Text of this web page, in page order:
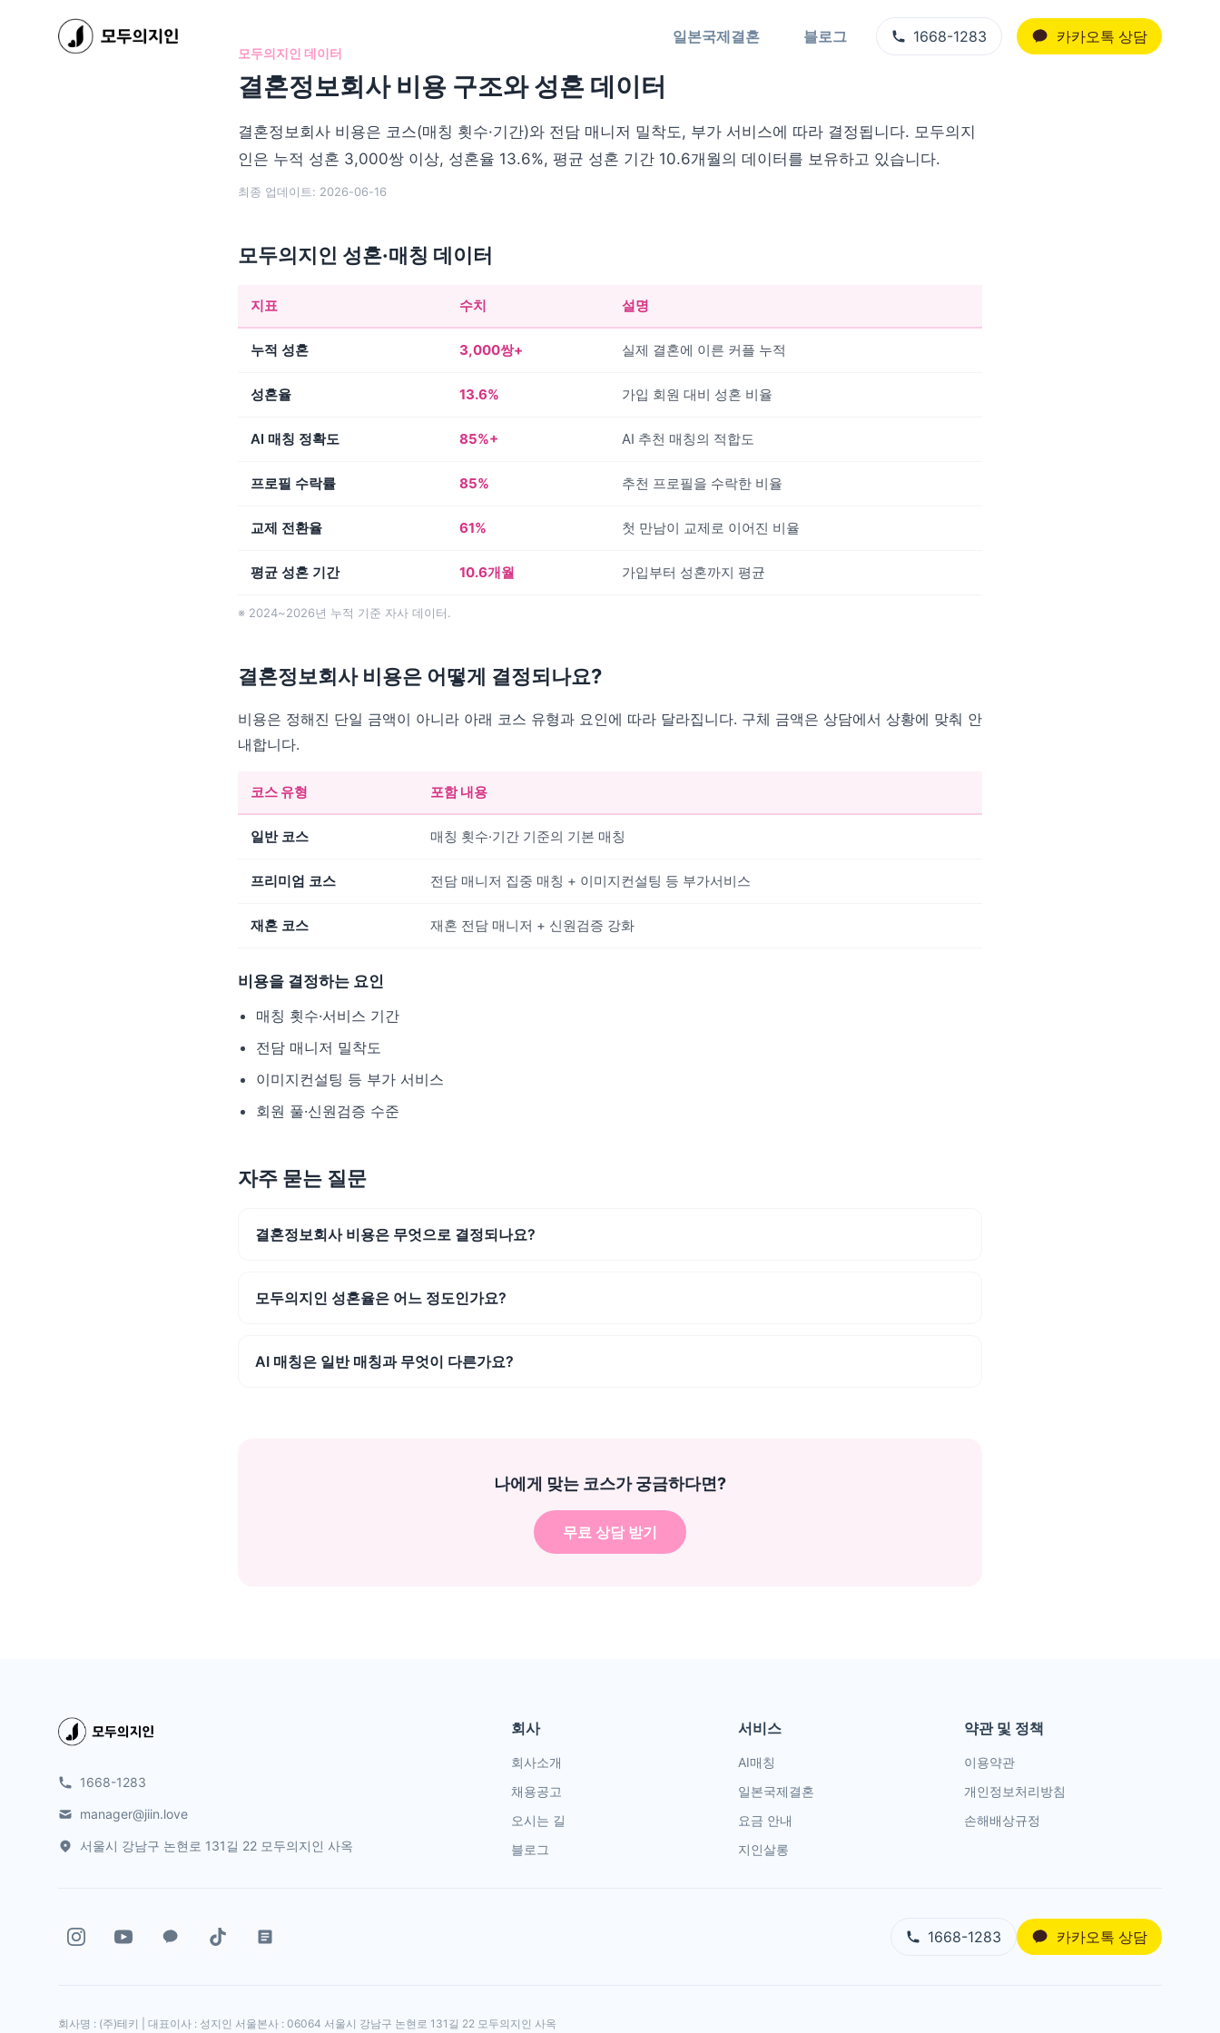
모두의지인 - 프리미엄 결혼정보회사
모두의지인재팬 - 프리미엄 결혼정보회사
일본국제결혼 블로그 1668-1283 카카오톡 상담
모두의지인 데이터
결혼정보회사 비용 구조와 성혼 데이터
결혼정보회사 비용은 코스(매칭 횟수·기간)와 전담 매니저 밀착도, 부가 서비스에 따라 결정됩니다. 모두의지
인은 누적 성혼 3,000쌍 이상, 성혼율 13.6%, 평균 성혼 기간 10.6개월의 데이터를 보유하고 있습니다.
최종 업데이트: 2026-06-16
모두의지인 성혼·매칭 데이터
지표 수치 설명
누적 성혼 3,000쌍+ 실제 결혼에 이른 커플 누적
성혼율 13.6% 가입 회원 대비 성혼 비율
AI 매칭 정확도 85%+ AI 추천 매칭의 적합도
프로필 수락률 85% 추천 프로필을 수락한 비율
교제 전환율 61% 첫 만남이 교제로 이어진 비율
평균 성혼 기간 10.6개월 가입부터 성혼까지 평균
※ 2024~2026년 누적 기준 자사 데이터.
결혼정보회사 비용은 어떻게 결정되나요?
비용은 정해진 단일 금액이 아니라 아래 코스 유형과 요인에 따라 달라집니다. 구체 금액은 상담에서 상황에 맞춰 안
내합니다.
코스 유형 포함 내용
일반 코스 매칭 횟수·기간 기준의 기본 매칭
프리미엄 코스 전담 매니저 집중 매칭 + 이미지컨설팅 등 부가서비스
재혼 코스 재혼 전담 매니저 + 신원검증 강화
비용을 결정하는 요인
매칭 횟수·서비스 기간
전담 매니저 밀착도
이미지컨설팅 등 부가 서비스
회원 풀·신원검증 수준
자주 묻는 질문
결혼정보회사 비용은 무엇으로 결정되나요?
모두의지인 성혼율은 어느 정도인가요?
AI 매칭은 일반 매칭과 무엇이 다른가요?
나에게 맞는 코스가 궁금하다면?
무료 상담 받기
1668-1283
manager@jiin.love
서울시 강남구 논현로 131길 22 모두의지인 사옥
회사
회사소개
채용공고
오시는 길
블로그
서비스
AI매칭
일본국제결혼
요금 안내
지인살롱
약관 및 정책
이용약관
개인정보처리방침
손해배상규정
1668-1283 카카오톡 상담
회사명 : (주)테키 | 대표이사 : 성지인 서울본사 : 06064 서울시 강남구 논현로 131길 22 모두의지인 사옥